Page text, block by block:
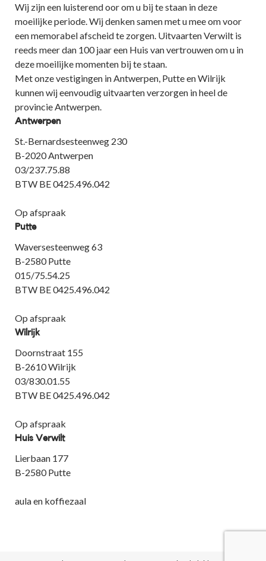
Wij zijn een luisterend oor om u bij te staan in deze
moeilijke periode. Wij denken samen met u mee om voor
een memorabel afscheid te zorgen. Uitvaarten Verwilt is
reeds meer dan 100 jaar een Huis van vertrouwen om u in
deze moeilijke momenten bij te staan.
Met onze vestigingen in Antwerpen, Putte en Wilrijk
kunnen wij eenvoudig uitvaarten verzorgen in heel de
provincie Antwerpen.
Antwerpen
St.-Bernardsesteenweg 230
B-2020 Antwerpen
03/237.75.88
BTW BE 0425.496.042
Op afspraak
Putte
Waversesteenweg 63
B-2580 Putte
015/75.54.25
BTW BE 0425.496.042
Op afspraak
Wilrijk
Doornstraat 155
B-2610 Wilrijk
03/830.01.55
BTW BE 0425.496.042
Op afspraak
Huis Verwilt
Lierbaan 177
B-2580 Putte
aula en koffiezaal